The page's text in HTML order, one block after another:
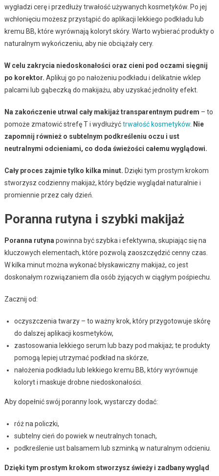
wygładzi cerę i przedłuży trwałość używanych kosmetyków. Po jej
wchłonięciu możesz przystąpić do aplikacji lekkiego podkładu lub
kremu BB, które wyrównają koloryt skóry. Warto wybierać produkty o
naturalnym wykończeniu, aby nie obciążały cery.
W celu zakrycia niedoskonałości oraz cieni pod oczami sięgnij
po korektor. Aplikuj go po nałożeniu podkładu i delikatnie wklep
palcami lub gąbeczką do makijażu, aby uzyskać jednolity efekt.
Na zakończenie utrwal cały makijaż transparentnym pudrem – to
pomoże zmatowić strefę T i wydłużyćtrwałość kosmetyków. Nie
zapomnij również o subtelnym podkreśleniu oczu i ust
neutralnymi odcieniami, co doda świeżości całemu wyglądowi.
Cały proces zajmie tylko kilka minut. Dzięki tym prostym krokom
stworzysz codzienny makijaż, który będzie wyglądał naturalnie i
promiennie przez cały dzień.
Poranna rutyna i szybki makijaż
Poranna rutyna powinna być szybka i efektywna, skupiając się na
kluczowych elementach, które pozwolą zaoszczędzić cenny czas.
W kilka minut można wykonać błyskawiczny makijaż, co jest
doskonałym rozwiązaniem dla osób żyjących w ciągłym pośpiechu.
Zacznij od:
oczyszczenia twarzy – to ważny krok, który przygotowuje skórę
do dalszej aplikacji kosmetyków,
zastosowania lekkiego serum lub bazy pod makijaż; te produkty
pomogą lepiej utrzymać podkład na skórze,
nałożenia podkładu lub lekkiego kremu BB, który wyrównuje
koloryt i maskuje drobne niedoskonałości.
Aby dopełnić swój poranny look, wystarczy dodać:
róż na policzki,
subtelny cień do powiek w neutralnych tonach,
podkreślenie ust balsamem lub szminką w naturalnym odcieniu.
Dzięki tym prostym krokom stworzysz świeży i zadbany wygląd